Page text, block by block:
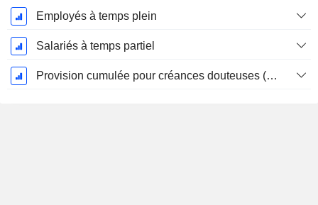
Employés à temps plein
Salariés à temps partiel
Provision cumulée pour créances douteuses (Supple)